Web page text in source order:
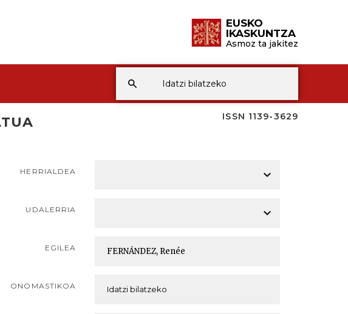
EUSKO
IKASKUNTZA
Asmoz ta jakitez
ISSN 1139-3629
HERRIALDEA
UDALERRIA
EGILEA
ONOMASTIKOA